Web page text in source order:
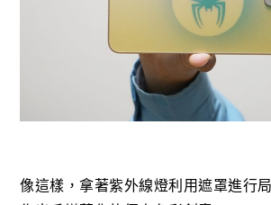
像這樣，拿著紫外線燈利用遮罩進行